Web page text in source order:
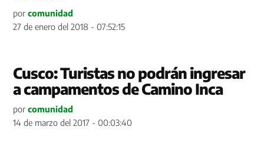
por comunidad
27 de enero del 2018 - 07:52:15
Cusco: Turistas no podrán ingresar
a campamentos de Camino Inca
por comunidad
14 de marzo del 2017 - 00:03:40